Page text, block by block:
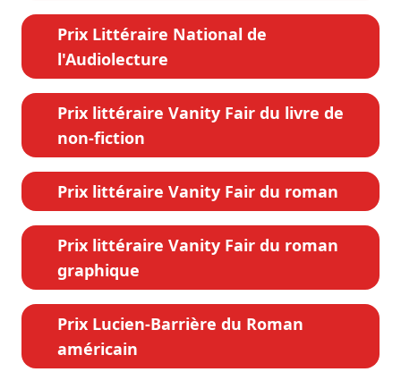
Prix Littéraire National de
l'Audiolecture
Prix littéraire Vanity Fair du livre de
non-fiction
Prix littéraire Vanity Fair du roman
Prix littéraire Vanity Fair du roman
graphique
Prix Lucien-Barrière du Roman
américain